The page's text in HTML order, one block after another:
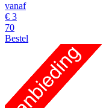
vanaf
€ 3
70
Bestel